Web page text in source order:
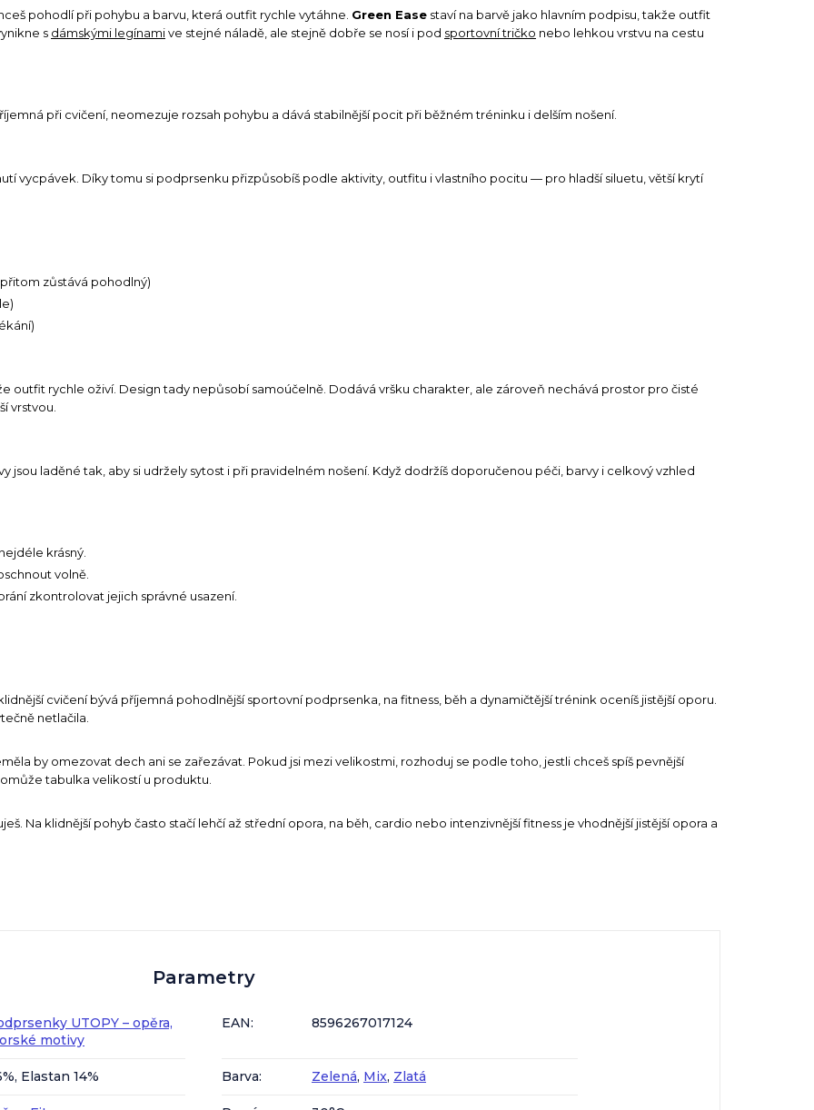
pohodlí při pohybu a barvu, která outfit rychle vytáhne. Green Ease staví na barvě jako hlavním podpisu, takže outfit
s dámskými legínamive stejné náladě, ale stejně dobře se nosí i pod sportovní tričko nebo lehkou vrstvu na cestu
při cvičení, neomezuje rozsah pohybu a dává stabilnější pocit při běžném tréninku i delším nošení.
vycpávek. Díky tomu si podprsenku přizpůsobíš podle aktivity, outfitu i vlastního pocitu — pro hladší siluetu, větší krytí
zůstává pohodlný)
outfit rychle oživí. Design tady nepůsobí samoúčelně. Dodává vršku charakter, ale zároveň nechává prostor pro čisté
vrstvou.
jsou laděné tak, aby si udržely sytost i při pravidelném nošení. Když dodržíš doporučenou péči, barvy i celkový vzhled
krásný.
volně.
zkontrolovat jejich správné usazení.
cvičení bývá příjemná pohodlnější sportovní podprsenka, na fitness, běh a dynamičtější trénink oceníš jistější oporu.
netlačila.
by omezovat dech ani se zařezávat. Pokud jsi mezi velikostmi, rozhoduj se podle toho, jestli chceš spíš pevnější
tabulka velikostí u produktu.
Na klidnější pohyb často stačí lehčí až střední opora, na běh, cardio nebo intenzivnější fitness je vhodnější jistější opora a
Parametry
UTOPY – opěra,
motivy
EAN: 8596267017124
Elastan 14% Barva: Zelená, Mix, Zlatá